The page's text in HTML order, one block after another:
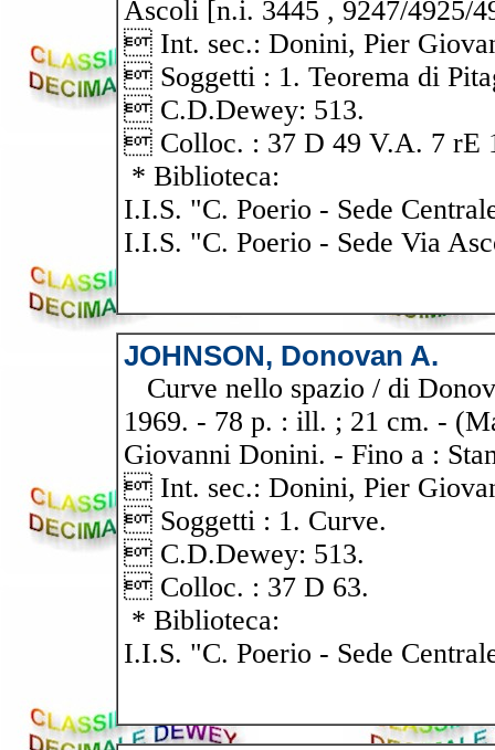
Ascoli [n.i. 3445 , 9247/4925/
 Int. sec.: Donini, Pier
 Soggetti : 1. Teorema di
 C.D.Dewey: 513.
 Colloc. : 37 D 49 V.A. 7 rE
* Biblioteca:
I.I.S. "C. Poerio - Sede
I.I.S. "C. Poerio - Sede Via
JOHNSON, Donovan A.
Curve nello spazio / di
1969. - 78 p. : ill. ; 21 cm. -
Giovanni Donini. - Fino a :
 Int. sec.: Donini, Pier
 Soggetti : 1. Curve.
 C.D.Dewey: 513.
 Colloc. : 37 D 63.
* Biblioteca:
I.I.S. "C. Poerio - Sede